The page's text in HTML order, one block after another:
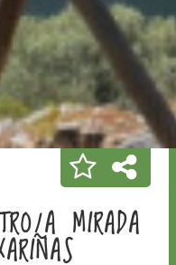
A MIRADA